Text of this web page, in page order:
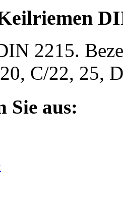
2215.
C/22, 25,
Sie aus: